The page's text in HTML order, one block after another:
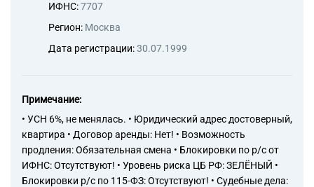
ИФНС:7707
Регион: Москва
Дата регистрации:30.07.1999
Примечание:
• УСН 6%, не менялась. • Юридический адрес достоверный,
квартира • Договор аренды: Нет! • Возможность
продления: Обязательная смена • Блокировки по р/с от
ИФНС: Отсутствуют! • Уровень риска ЦБ РФ: ЗЕЛЁНЫЙ •
Блокировки р/с по 115-ФЗ: Отсутствуют! • Судебные дела: